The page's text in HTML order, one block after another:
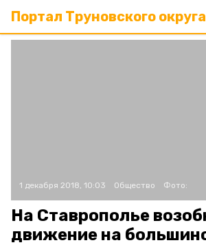
Портал Труновского округа
1 декабря 2018, 10:03 Общество Фото:
На Ставрополье
движение на